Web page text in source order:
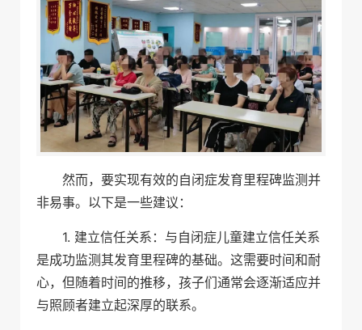
然而，要实现有效的自闭症发育里程碑监测并
非易事。以下是一些建议：
1. 建立信任关系：与自闭症儿童建立信任关系
是成功监测其发育里程碑的基础。这需要时间和耐
心，但随着时间的推移，孩子们通常会逐渐适应并
与照顾者建立起深厚的联系。